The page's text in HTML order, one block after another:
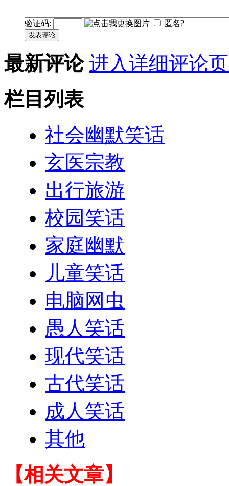
验证码: 匿名?
发表评论
最新评论 进入详细评论
栏目列表
社会幽默笑话
玄医宗教
出行旅游
校园笑话
家庭幽默
儿童笑话
电脑网虫
愚人笑话
现代笑话
古代笑话
成人笑话
其他
【相关文章】